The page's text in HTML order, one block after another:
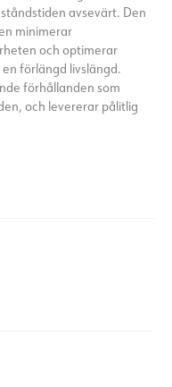
avsevärt. Den
minimerar
och optimerar
förlängd livslängd.
förhållanden som
och levererar pålitlig